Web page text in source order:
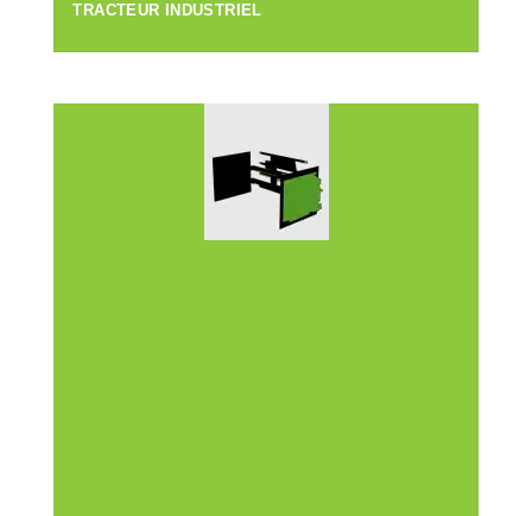
TRACTEUR INDUSTRIEL